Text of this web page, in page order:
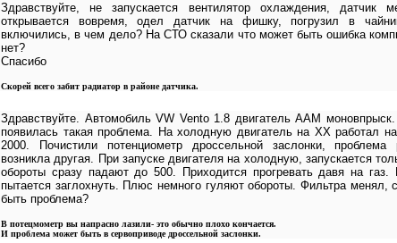
Здравствуйте, не запускается вентилятор охлаждения, датчик
открывается вовремя, одел датчик на фишку, погрузил в
включились, в чем дело? На СТО сказали что может быть ошибка
нет?
Спасибо
Скорей всего забит радиатор в районе датчика.
Здравствуйте. Автомобиль VW Vento 1.8 двигатель AAM
появилась такая проблема. На холодную двигатель на ХХ работал
2000. Почистили потенциометр дроссельной заслонки,
возникла другая. При запуске двигателя на холодную, запускается
обороты сразу падают до 500. Приходится прогревать давя на
пытается заглохнуть. Плюс немного гуляют обороты. Фильтра
быть проблема?
В потецмометр вы напрасно лазили- это обычно плохо кончается.
И проблема может быть в сервоприводе дроссельной заслонки.